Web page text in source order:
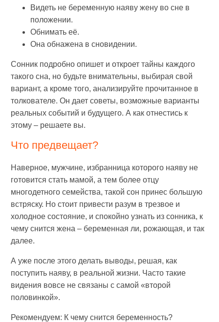
Видеть не беременную наяву жену во сне в
положении.
Обнимать её.
Она обнажена в сновидении.
Сонник подробно опишет и откроет тайны каждого
такого сна, но будьте внимательны, выбирая свой
вариант, а кроме того, анализируйте прочитанное в
толкователе. Он дает советы, возможные варианты
реальных событий и будущего. А как отнестись к
этому – решаете вы.
Что предвещает?
Наверное, мужчине, избранница которого наяву не
готовится стать мамой, а тем более отцу
многодетного семейства, такой сон принес большую
встряску. Но стоит привести разум в трезвое и
холодное состояние, и спокойно узнать из сонника, к
чему снится жена – беременная ли, рожающая, и так
далее.
А уже после этого делать выводы, решая, как
поступить наяву, в реальной жизни. Часто такие
видения вовсе не связаны с самой «второй
половинкой».
Рекомендуем: К чему снится беременность?